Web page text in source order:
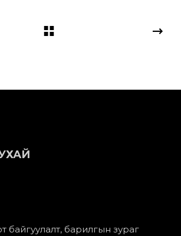
байгуулалт, барилгын зураг